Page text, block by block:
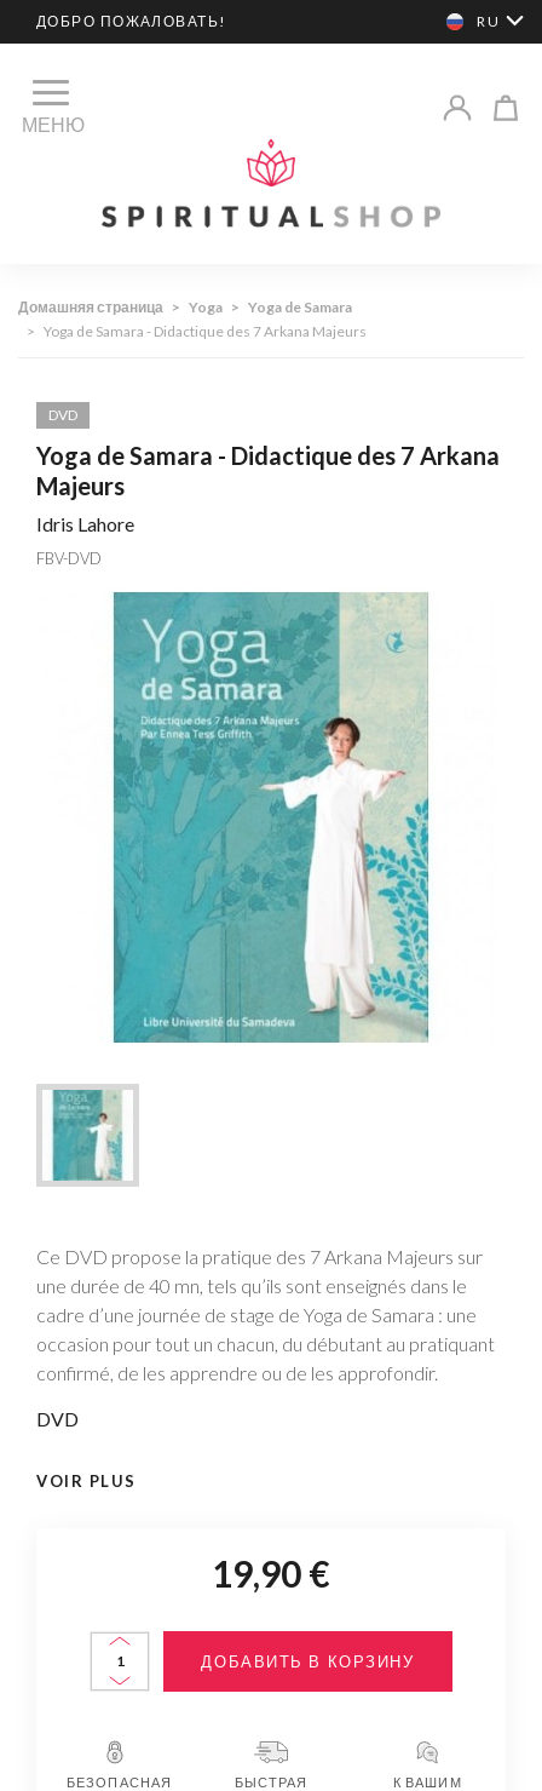
ДОБРО ПОЖАЛОВАТЬ! RU
МЕНЮ
Домашняя страница > Yoga > Yoga de Samara
> Yoga de Samara - Didactique des 7 Arkana Majeurs
DVD
Yoga de Samara - Didactique des 7 Arkana
Majeurs
Idris Lahore
FBV-DVD
Ce DVD propose la pratique des 7 Arkana Majeurs sur
une durée de 40 mn, tels qu’ils sont enseignés dans le
cadre d’une journée de stage de Yoga de Samara : une
occasion pour tout un chacun, du débutant au pratiquant
confirmé, de les apprendre ou de les approfondir.
DVD
VOIR PLUS
19,90 €
ДОБАВИТЬ В КОРЗИНУ
БЕЗОПАСНАЯ
БЫСТРАЯ
К ВАШИМ